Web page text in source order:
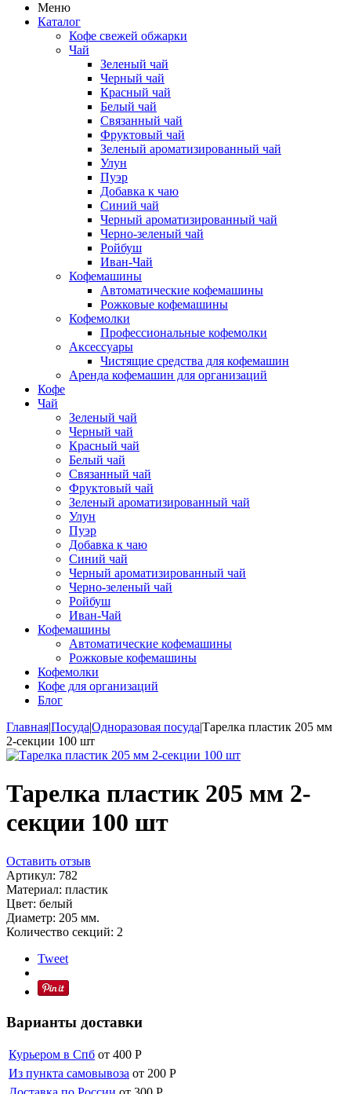
Меню
Каталог
Кофе свежей обжарки
Чай
Зеленый чай
Черный чай
Красный чай
Белый чай
Связанный чай
Фруктовый чай
Зеленый ароматизированный чай
Улун
Пуэр
Добавка к чаю
Синий чай
Черный ароматизированный чай
Черно-зеленый чай
Ройбуш
Иван-Чай
Кофемашины
Автоматические кофемашины
Рожковые кофемашины
Кофемолки
Профессиональные кофемолки
Аксессуары
Чистящие средства для кофемашин
Аренда кофемашин для организаций
Кофе
Чай
Зеленый чай
Черный чай
Красный чай
Белый чай
Связанный чай
Фруктовый чай
Зеленый ароматизированный чай
Улун
Пуэр
Добавка к чаю
Синий чай
Черный ароматизированный чай
Черно-зеленый чай
Ройбуш
Иван-Чай
Кофемашины
Автоматические кофемашины
Рожковые кофемашины
Кофемолки
Кофе для организаций
Блог
Главная|Посуда|Одноразовая посуда|Тарелка пластик 205 мм
2-секции 100 шт
Тарелка пластик 205 мм 2-
секции 100 шт
Оставить отзыв
Артикул: 782
Материал: пластик
Цвет: белый
Диаметр: 205 мм.
Количество секций: 2
Tweet
Варианты доставки
Курьером в Спб от 400 Р
Из пункта самовывоза от 200 Р